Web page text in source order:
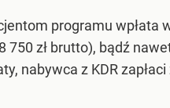
programu
zł brutto), bądź
nabywca z KDR